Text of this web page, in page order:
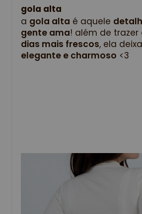
gola alta
a gola alta é aquele
gente ama! além de trazer
dias mais frescos, ela
elegante e charmoso <3